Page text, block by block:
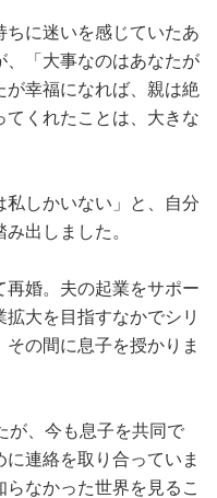
ちに迷いを感じていたあ
、「大事なのはあなたが
幸福になれば、親は絶
てくれたことは、大きな
私しかいない」と、自分
出しました。
再婚。夫の起業をサポー
拡大を目指すなかでシリ
の間に息子を授かりま
が、今も息子を共同で
連絡を取り合っていま
なかった世界を見るこ